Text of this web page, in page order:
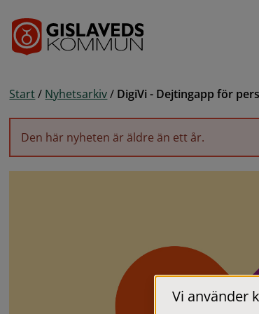
Start / Nyhetsarkiv / DigiVi - Dejtingapp för
Den här nyheten är äldre än ett år.
Vi använder